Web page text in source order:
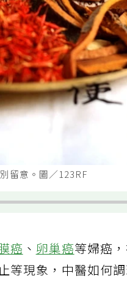
留意。圖／123RF
癌 、卵巢癌等婦癌
等現象，中醫如何